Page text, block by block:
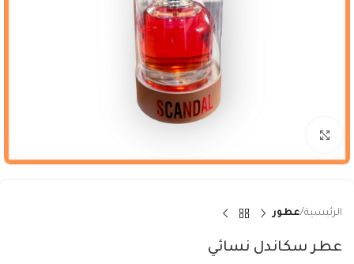
الرئيسية عطور
عطر سكاندل نسائي